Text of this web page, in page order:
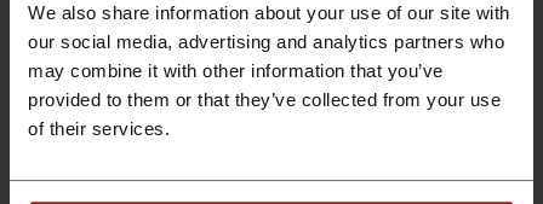
We also share information about your use of our site with
our social media, advertising and analytics partners who
may combine it with other information that you’ve
provided to them or that they’ve collected from your use
of their services.
Rabatt anzeigen
Gültig bis: Bis auf Weiteres
bestellen